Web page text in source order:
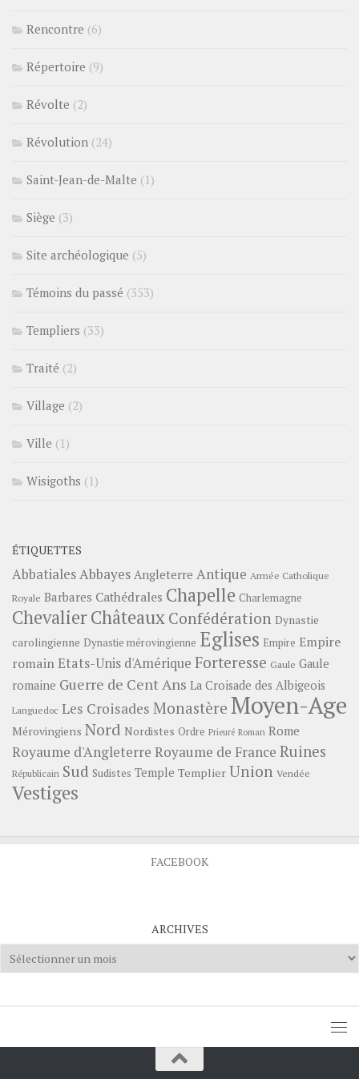
Rencontre (6)
Répertoire (9)
Révolte (2)
Révolution (24)
Saint-Jean-de-Malte (1)
Siège (3)
Site archéologique (5)
Témoins du passé (353)
Templiers (33)
Traité (2)
Village (2)
Ville (1)
Wisigoths (1)
ÉTIQUETTES
Abbatiales Abbayes Angleterre Antique Armée Catholique
Royale Barbares Cathédrales Chapelle Charlemagne
ChevalierChâteauxConfédération Dynastie
carolingienne Dynastie mérovingienne Eglises Empire Empire
romainEtats-Unis d'Amérique Forteresse Gaule Gaule
romaine Guerre de Cent Ans La Croisade des Albigeois
Languedoc Les Croisades Monastère Moyen-Age
Mérovingiens Nord Nordistes Ordre Prieuré Roman Rome
Royaume d'Angleterre Royaume de France Ruines
Républicain Sud Sudistes Temple Templier Union Vendée
Vestiges
FACEBOOK
ARCHIVES
Archives